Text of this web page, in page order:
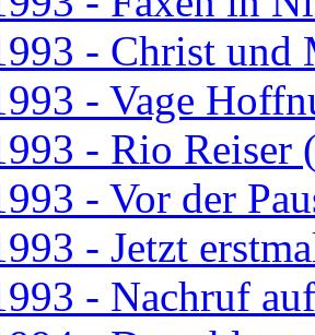
- Christ und
- Vage
- Rio Reiser
- Vor der
- Jetzt
- Nachruf